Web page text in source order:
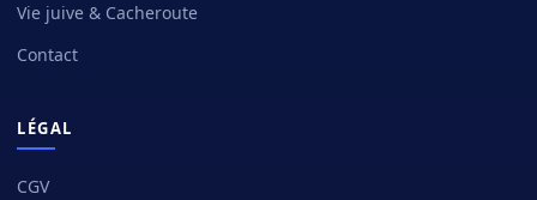
Vie juive & Cacheroute
Contact
LÉGAL
CGV